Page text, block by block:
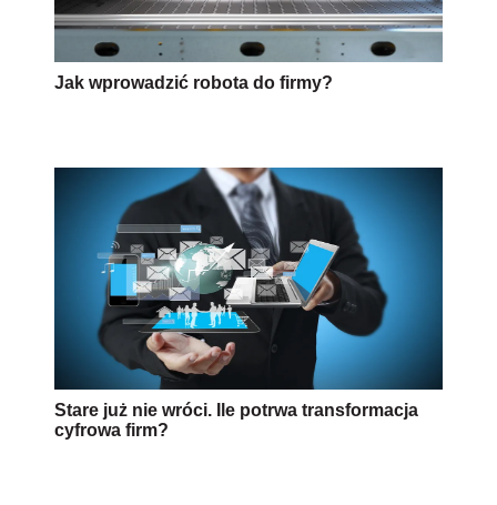
Jak wprowadzić robota do firmy?
Stare już nie wróci. Ile potrwa transformacja
cyfrowa firm?